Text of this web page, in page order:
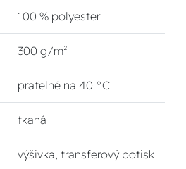
100 % polyester
300 g/m²
pratelné na 40 °C
tkaná
výšivka, transferový potisk